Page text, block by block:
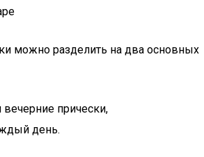
можно разделить на два основных
прически,
день.